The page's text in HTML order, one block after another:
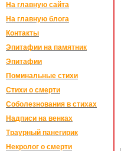
На главную сайта
На главную блога
Контакты
Эпитафии на памятник
Эпитафии
Поминальные стихи
Стихи о смерти
Соболезнования в стихах
Надписи на венках
Траурный панегирик
Некролог о смерти